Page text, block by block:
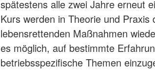
spätestens alle zwei Jahre erneut
Kurs werden in Theorie und Praxis
lebensrettenden Maßnahmen
es möglich, auf bestimmte
betriebsspezifische Themen